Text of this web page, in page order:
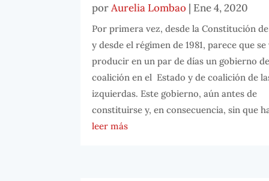
porAurelia Lombao | Ene 4, 2020
Por primera vez, desde la Constitución de
y desde el régimen de 1981, parece que se
producir en un par de días un gobierno de
coalición en el Estado y de coalición de
izquierdas. Este gobierno, aún antes de
constituirse y, en consecuencia, sin que
leer más